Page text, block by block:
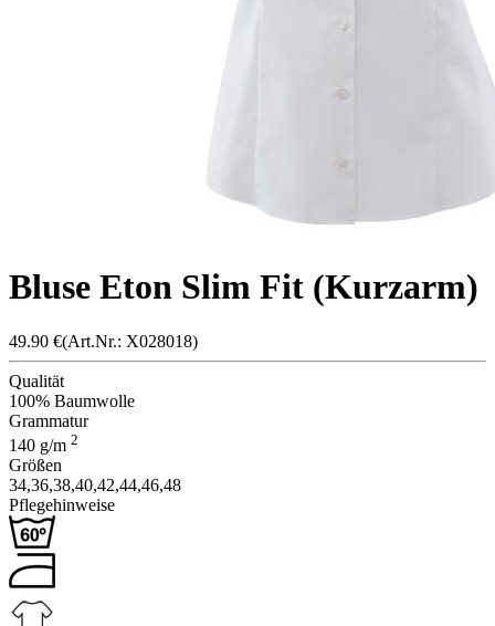
Bluse Eton Slim Fit (Kurzarm)
49.90 €(Art.Nr.: X028018)
Qualität
100% Baumwolle
Grammatur
140 g/m 2
Größen
34,36,38,40,42,44,46,48
Pflegehinweise